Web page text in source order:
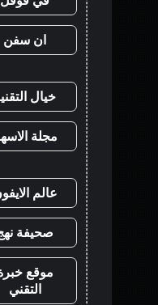
ان سفن
خيال
مجلة
عالم
صحيفة
موقع
التقني